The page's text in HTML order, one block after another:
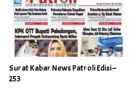
Surat Kabar News Patroli Edisi –
253